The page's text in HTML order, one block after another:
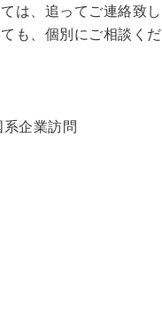
は、追ってご連絡致し
も、個別にご相談くだ
企業訪問